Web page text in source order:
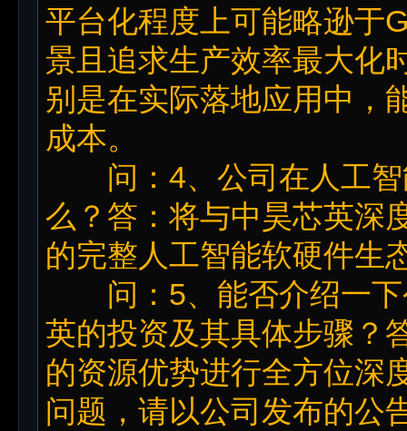
平台化程度上可能略逊于
景且追求生产效率最大化
别是在实际落地应用中，
成本。
问：4、公司在人工智
么？答：将与中昊芯英深
的完整人工智能软硬件生
问：5、能否介绍一下
英的投资及其具体步骤？
的资源优势进行全方位深
问题，请以公司发布的公